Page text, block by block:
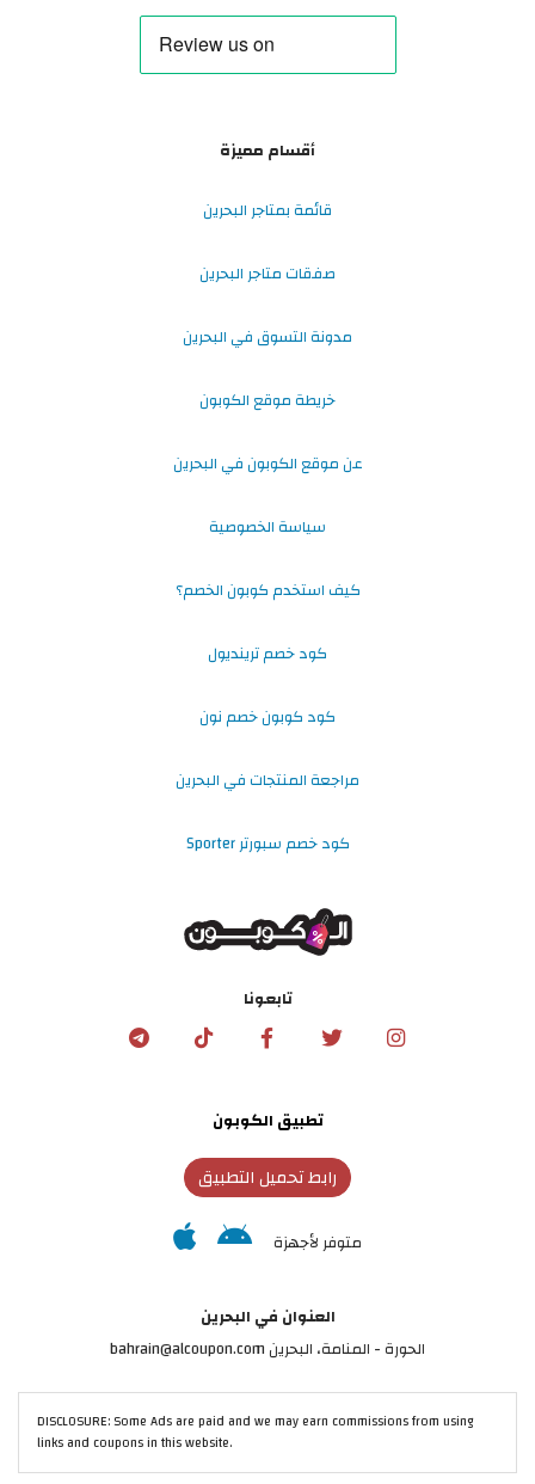
أقسام مميزة
قائمة بمتاجر البحرين
صفقات متاجر البحرين
مدونة التسوق في البحرين
خريطة موقع الكوبون
عن موقع الكوبون في البحرين
سياسة الخصوصية
كيف استخدم كوبون الخصم؟
كود خصم ترينديول
كود كوبون خصم نون
مراجعة المنتجات في البحرين
كود خصم سبورتر Sporter
تابعونا
تطبيق الكوبون
رابط تحميل التطبيق
متوفر لأجهزة
العنوان في البحرين
الحورة - المنامة‎، البحرين bahrain@alcoupon.com
DISCLOSURE: Some Ads are paid and we may earn commissions from using
links and coupons in this website.